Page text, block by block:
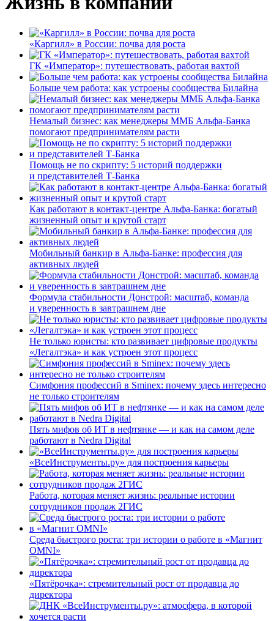
«Каргилл» в России: почва для роста
ГК «Император»: путешествовать, работая вахтой
Больше чем работа: как устроены сообщества Билайна
Немалый бизнес: как менеджеры ММБ Альфа-Банка
помогают предпринимателям расти
Помощь не по скрипту: 5 историй поддержки
и представителей Т-Банка
Как работают в контакт-центре Альфа-Банка: богатый
жизненный опыт и крутой старт
Мобильный банкир в Альфа-Банке: профессия для
активных людей
Формула стабильности Донстрой: масштаб, команда
и уверенность в завтрашнем дне
Не только юристы: кто развивает цифровые продукты
«Легалтэка» и как устроен этот процесс
Симфония профессий в Sminex: почему здесь интересно
не только строителям
Пять мифов об ИТ в нефтянке — и как на самом деле
работают в Nedra Digital
«ВсеИнструменты.ру» для построения карьеры
Работа, которая меняет жизнь: реальные истории
сотрудников продаж 2ГИС
Среда быстрого роста: три истории о работе в «Магнит
OMNI»
«Пятёрочка»: стремительный рост от продавца до
директора